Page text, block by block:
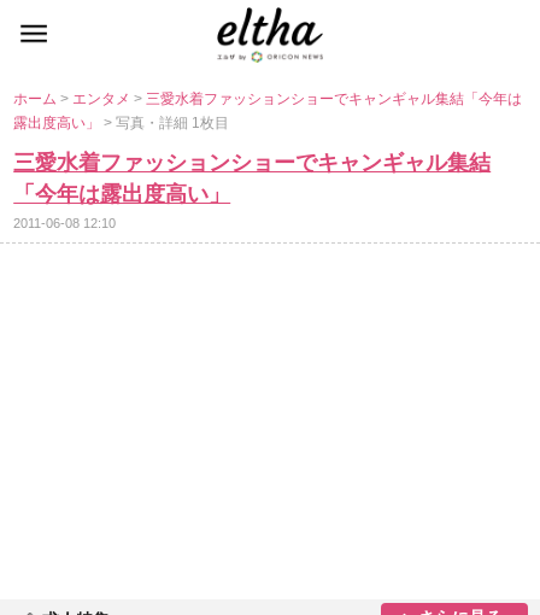
ホーム> エンタメ>三愛水着ファッションショーでキャンギャル集結「今年は
露出度高い」> 写真・詳細 1枚目
三愛水着ファッションショーでキャンギャル集結
「今年は露出度高い」
2011-06-08 12:10